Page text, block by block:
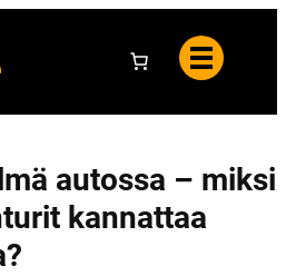
ie
i
o
t
autossa – miksi
kannattaa